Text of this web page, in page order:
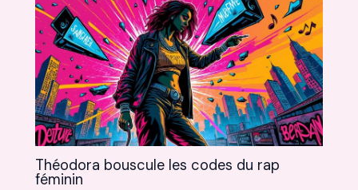
Théodora bouscule les codes du rap
féminin